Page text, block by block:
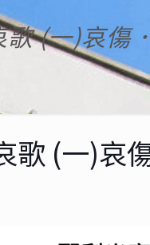
歌 (一)哀傷
歌 (一)哀